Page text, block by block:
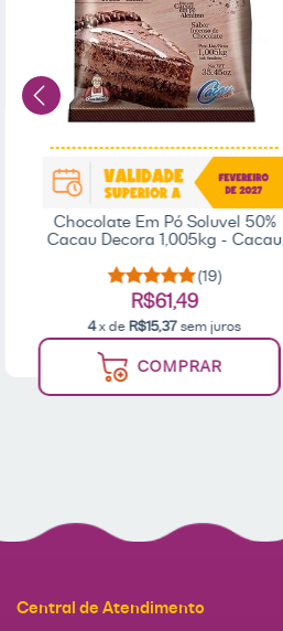
Chocolate Em Pó Soluvel 50%
Cacau Decora 1,005kg - Cacau
(19)
R$61,49
4x deR$15,37sem juros
COMPRAR
Central de Atendimento